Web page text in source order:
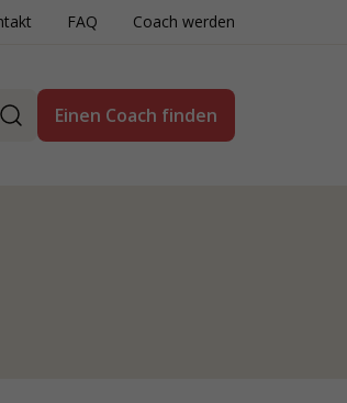
FAQ Coach werden
Einen Coach finden